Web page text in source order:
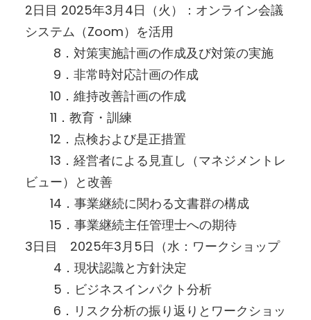
2日目 2025年3月4日（火）：オンライン会議
システム（Zoom）を活用
8．対策実施計画の作成及び対策の実施
9．非常時対応計画の作成
10．維持改善計画の作成
11．教育・訓練
12．点検および是正措置
13．経営者による見直し（マネジメントレ
ビュー）と改善
14．事業継続に関わる文書群の構成
15．事業継続主任管理士への期待
3日目 2025年3月5日（水：ワークショップ
4．現状認識と方針決定
5．ビジネスインパクト分析
6．リスク分析の振り返りとワークショッ